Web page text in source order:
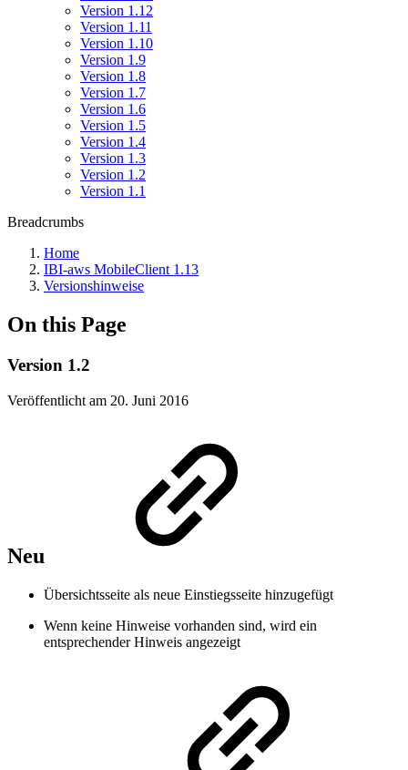
Version 1.12
Version 1.11
Version 1.10
Version 1.9
Version 1.8
Version 1.7
Version 1.6
Version 1.5
Version 1.4
Version 1.3
Version 1.2
Version 1.1
Breadcrumbs
Home
IBI-aws MobileClient 1.13
Versionshinweise
On this Page
Version 1.2
Veröffentlicht am 20. Juni 2016
Neu
Übersichtsseite als neue Einstiegsseite hinzugefügt
Wenn keine Hinweise vorhanden sind, wird ein
entsprechender Hinweis angezeigt